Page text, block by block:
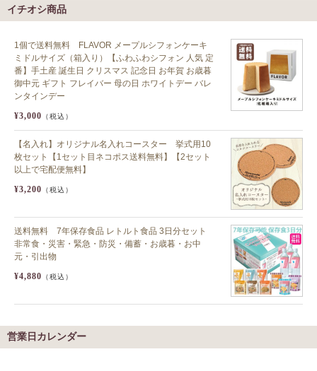
イチオシ商品
1個で送料無料 FLAVOR メープルシフォンケーキ
ミドルサイズ（箱入り）【ふわふわシフォン 人気 定
番】手土産 誕生日 クリスマス 記念日 お年賀 お歳暮
御中元 ギフト フレイバー 母の日 ホワイトデー バレ
ンタインデー
¥3,000 （税込）
【名入れ】オリジナル名入れコースター 挙式用10
枚セット【1セット目ネコポス送料無料】【2セット
以上で宅配便無料】
¥3,200 （税込）
送料無料 7年保存食品 レトルト食品 3日分セット
非常食・災害・緊急・防災・備蓄・お歳暮・お中
元・引出物
¥4,880 （税込）
営業日カレンダー